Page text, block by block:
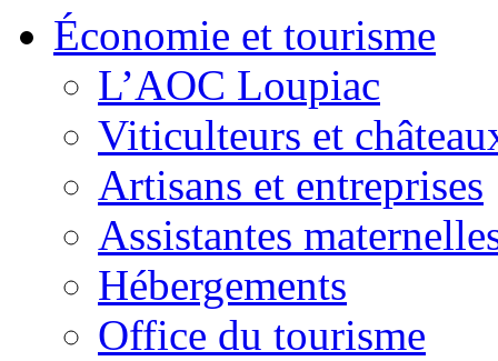
Économie et tourisme
L’AOC Loupiac
Viticulteurs et
Artisans et entreprises
Assistantes
Hébergements
Office du tourisme